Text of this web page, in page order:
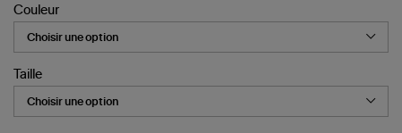
Noir
Émaillé
Couleur
Taille